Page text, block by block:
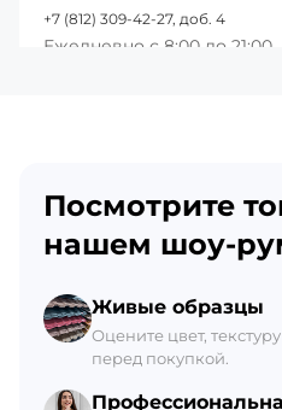
+7 (812) 309-42-27, доб. 4
Ежедневно с 8:00 до 21:00
Ежедневно с 8:00 до 21:00
В наличии 256 М2
Склад Гатчина
+7 (812) 309-42-27, доб. 6
Ежедневно с 8:00 до 21:00
В наличии 454 М2
Посмотрите
нашем шоу-
Живые образцы
Оцените цвет,
перед покупкой.